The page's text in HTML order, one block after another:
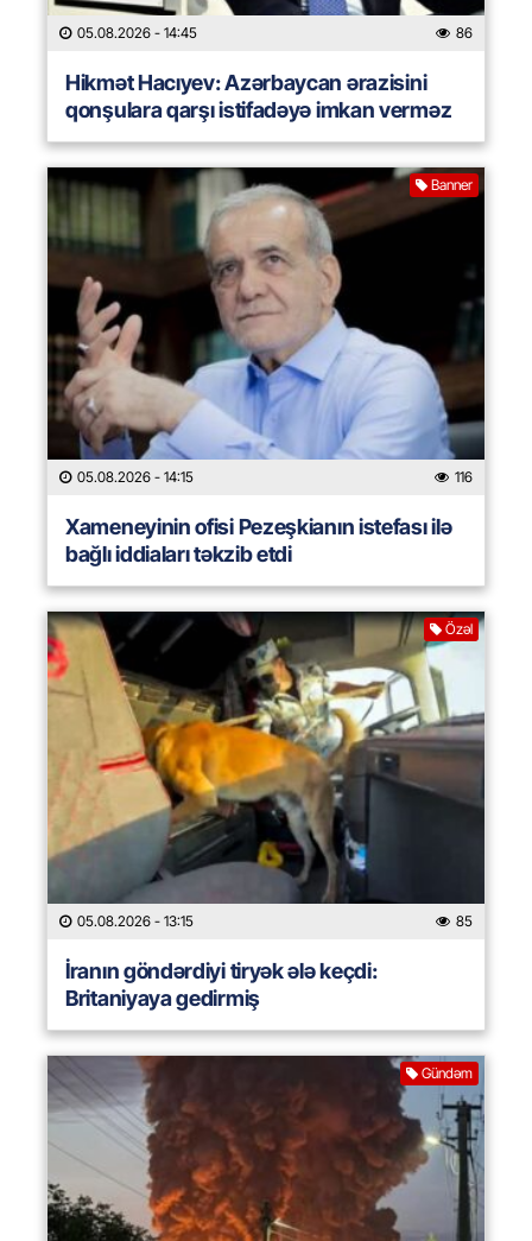
05.08.2026 - 14:45 86
Hikmət Hacıyev: Azərbaycan ərazisini
qonşulara qarşı istifadəyə imkan verməz
Banner
05.08.2026 - 14:15 116
Xameneyinin ofisi Pezeşkianın istefası ilə
bağlı iddiaları təkzib etdi
Özəl
05.08.2026 - 13:15 85
İranın göndərdiyi tiryək ələ keçdi:
Britaniyaya gedirmiş
Gündəm